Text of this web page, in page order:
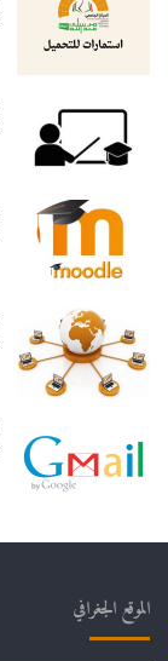
الموقع الجغرافي